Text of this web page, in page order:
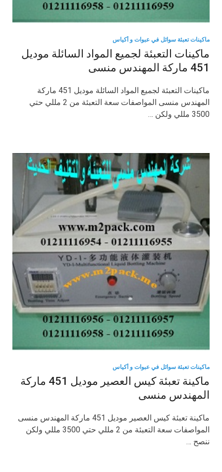
ماكينات تعبئة سوائل في عبوات و أكياس
ماكينات التعبئة لجميع المواد السائلة موديل
451 ماركة المهندس منسى
ماكينات التعبئة لجميع المواد السائلة موديل 451 ماركة
المهندس منسى المواصفات سعة التعبئة من 2 مللي حتي
3500 مللي ولكن …
ماكينات تعبئة سوائل في عبوات و أكياس
ماكينة تعبئة كيس العصير موديل 451 ماركة
المهندس منسى
ماكينة تعبئة كيس العصير موديل 451 ماركة المهندس منسى
المواصفات سعة التعبئة من 2 مللي حتي 3500 مللي ولكن
ننصح …